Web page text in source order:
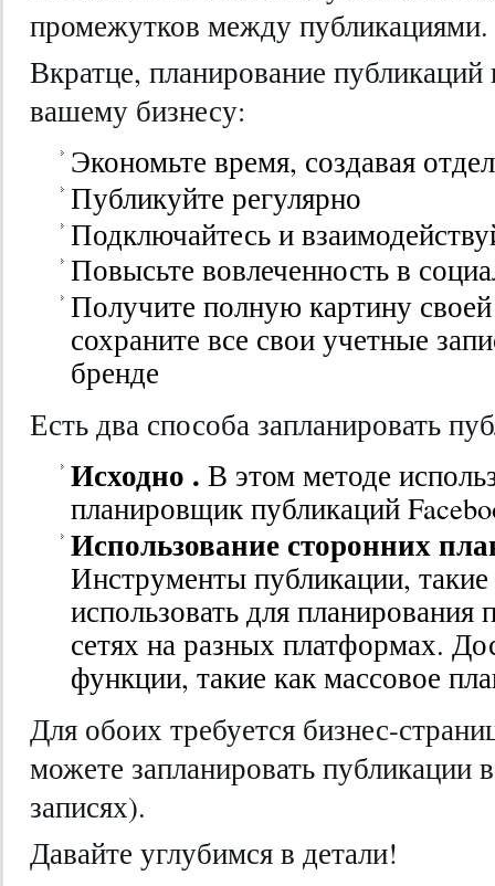
промежутков между публикациями.
Вкратце, планирование
вашему бизнесу:
Экономьте время, создавая
Публикуйте регулярно
Подключайтесь и
Повысьте вовлеченность в
Получите полную картину
сохраните все свои учетные
бренде
Есть два способа запланировать
Исходно . В этом методе
планировщик публикаций
Использование сторонних
Инструменты публикации,
использовать для
сетях на разных платформах.
функции, такие как массовое
Для обоих требуется бизнес-
можете запланировать публикации
записях).
Давайте углубимся в детали!